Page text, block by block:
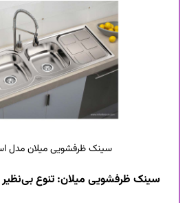
سینک ظرفشویی میلان مدل
سینک ظرفشویی میلان: تنوع